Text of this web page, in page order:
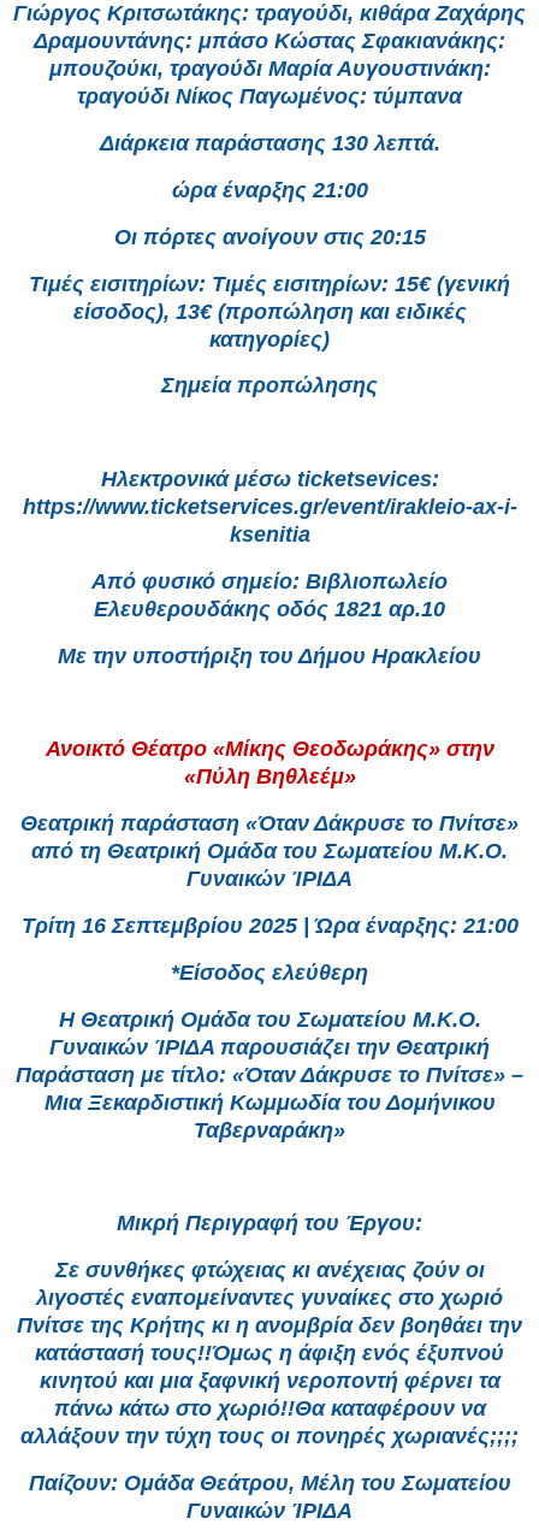
Γιώργος Κριτσωτάκης: τραγούδι, κιθάρα Ζαχάρης
Δραμουντάνης: μπάσο Κώστας Σφακιανάκης:
μπουζούκι, τραγούδι Μαρία Αυγουστινάκη:
τραγούδι Νίκος Παγωμένος: τύμπανα
Διάρκεια παράστασης 130 λεπτά.
ώρα έναρξης 21:00
Οι πόρτες ανοίγουν στις 20:15
Τιμές εισιτηρίων: Τιμές εισιτηρίων: 15€ (γενική
είσοδος), 13€ (προπώληση και ειδικές
κατηγορίες)
Σημεία προπώλησης
Ηλεκτρονικά μέσω ticketsevices:
https://www.ticketservices.gr/event/irakleio-ax-i-
ksenitia
Από φυσικό σημείο: Βιβλιοπωλείο
Ελευθερουδάκης οδός 1821 αρ.10
Με την υποστήριξη του Δήμου Ηρακλείου
Ανοικτό Θέατρο «Μίκης Θεοδωράκης» στην
«Πύλη Βηθλεέμ»
Θεατρική παράσταση «Όταν Δάκρυσε το Πνίτσε»
από τη Θεατρική Ομάδα του Σωματείου Μ.Κ.Ο.
Γυναικών ΊΡΙΔΑ
Τρίτη 16 Σεπτεμβρίου 2025 | Ώρα έναρξης: 21:00
*Είσοδος ελεύθερη
Η Θεατρική Ομάδα του Σωματείου Μ.Κ.Ο.
Γυναικών ΊΡΙΔΑ παρουσιάζει την Θεατρική
Παράσταση με τίτλο: «Όταν Δάκρυσε το Πνίτσε» –
Μια Ξεκαρδιστική Κωμμωδία του Δομήνικου
Ταβερναράκη»
Μικρή Περιγραφή του Έργου:
Σε συνθήκες φτώχειας κι ανέχειας ζούν οι
λιγοστές εναπομείναντες γυναίκες στο χωριό
Πνίτσε της Κρήτης κι η ανομβρία δεν βοηθάει την
κατάστασή τους!!Όμως η άφιξη ενός έξυπνού
κινητού και μια ξαφνική νεροποντή φέρνει τα
πάνω κάτω στο χωριό!!Θα καταφέρουν να
αλλάξουν την τύχη τους οι πονηρές χωριανές;;;;
Παίζουν: Ομάδα Θεάτρου, Μέλη του Σωματείου
Γυναικών ΊΡΙΔΑ